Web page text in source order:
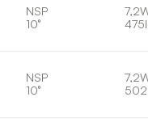
NSP
10°
7,2W
475lm
NSP
10°
7,2W
502lm